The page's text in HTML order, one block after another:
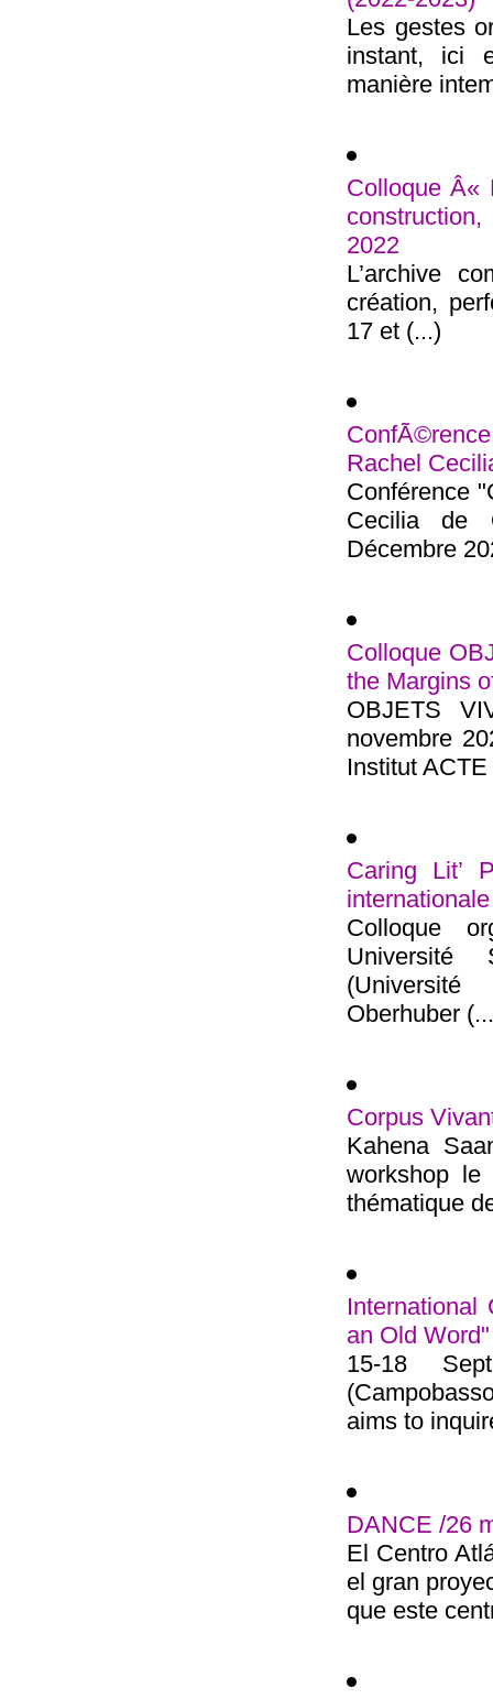
Les gestes
instant, ici
manière
Colloque Â«
2022
L’archive
création,
17 et (...)
Rachel
Conférence
Cecilia de
Décembre
Colloque
the Margins
OBJETS
novembre
Institut
Caring Lit’
Colloque
Université
Oberhuber
Corpus
Kahena
workshop le
thématique
International
an Old Word"
15-18
aims to
DANCE /26
El Centro
el gran
que este